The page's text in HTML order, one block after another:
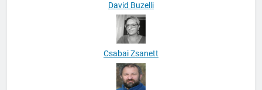
David Buzelli
Csabai Zsanett